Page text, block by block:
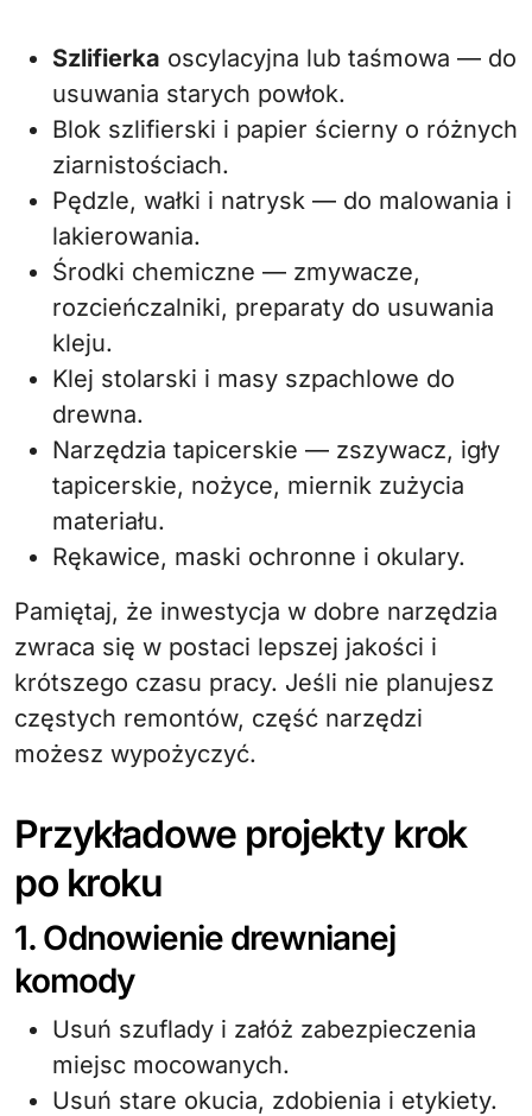
Szlifierka oscylacyjna lub taśmowa — do
usuwania starych powłok.
Blok szlifierski i papier ścierny o różnych
ziarnistościach.
Pędzle, wałki i natrysk — do malowania i
lakierowania.
Środki chemiczne — zmywacze,
rozcieńczalniki, preparaty do usuwania
kleju.
Klej stolarski i masy szpachlowe do
drewna.
Narzędzia tapicerskie — zszywacz, igły
tapicerskie, nożyce, miernik zużycia
materiału.
Rękawice, maski ochronne i okulary.
Pamiętaj, że inwestycja w dobre narzędzia
zwraca się w postaci lepszej jakości i
krótszego czasu pracy. Jeśli nie planujesz
częstych remontów, część narzędzi
możesz wypożyczyć.
Przykładowe projekty krok
po kroku
1. Odnowienie drewnianej
komody
Usuń szuflady i załóż zabezpieczenia
miejsc mocowanych.
Usuń stare okucia, zdobienia i etykiety.